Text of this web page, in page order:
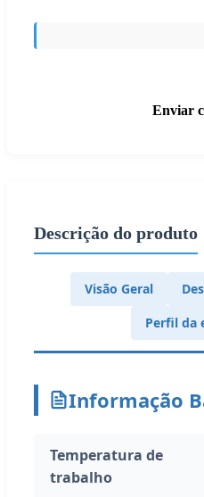
Enviar
Descrição do produto
Visão Geral
Perfil da
Informação
Temperatura de
trabalho